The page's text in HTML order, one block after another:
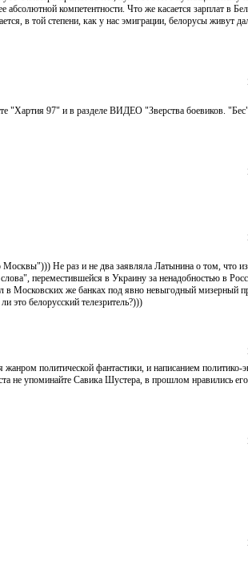
компетентности. Что же касается зарплат в
в той степени, как у нас эмиграции, белорусы живут
"Хартия 97" и в разделе ВИДЕО "Зверства боевиков.
Не раз и не два заявляла Латынина о том, что
переместившейся в Украину за ненадобностью в
Московских же банках под явно невыгодный мизерный
белорусский телезритель?)))
политической фантастики, и написанием политико-
не упоминайте Савика Шустера, в прошлом нравились